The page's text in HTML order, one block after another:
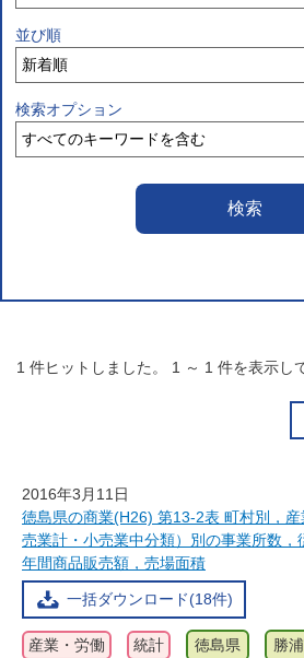
並び順
検索オプション
1 件ヒットしました。 1 ～ 1 件を表示し
2016年3月11日
徳島県の商業(H26) 第13-2表 町村別，産
売業計・小売業中分類）別の事業所数，
年間商品販売額，売場面積
一括ダウンロード(18件)
産業・労働 統計 徳島県 勝